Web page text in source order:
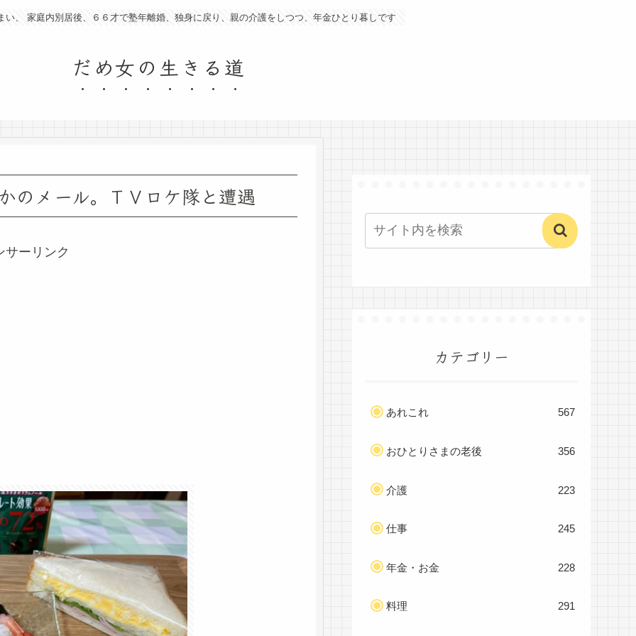
い、 家庭内別居後、６６才で塾年離婚、独身に戻り、親の介護をしつつ、年金ひとり暮しです
だめ女の生きる道
のメール。ＴＶロケ隊と遭遇
サーリンク
カテゴリー
あれこれ 567
おひとりさまの老後 356
介護 223
仕事 245
年金・お金 228
料理 291